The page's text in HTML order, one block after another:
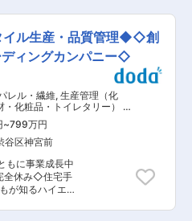
長事業の新工場
、将来的に工場
迎します。 社
）や単身赴任支
を据えて長く
を背景に、当社
の需要が急増し
を投じた新工
であり、生産
グ
ス）の製造工場
性向上を担当い
良削減に向けた
び再発防止策の
イル生産・品質管理◆◇創
ィングカンパニー◇
レル・繊維, 生産管理（化
・化粧品・トイレタリー） 品
化粧品・トイレタリー）
~799万円
谷区神宮前
もに事業成長中
全休み◇住宅手
が知るハイエン